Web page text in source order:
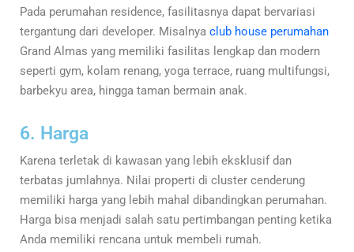
Pada perumahan residence, fasilitasnya dapat bervariasi
tergantung dari developer. Misalnya club house perumahan
Grand Almas yang memiliki fasilitas lengkap dan modern
seperti gym, kolam renang, yoga terrace, ruang multifungsi,
barbekyu area, hingga taman bermain anak.
6. Harga
Karena terletak di kawasan yang lebih eksklusif dan
terbatas jumlahnya. Nilai properti di cluster cenderung
memiliki harga yang lebih mahal dibandingkan perumahan.
Harga bisa menjadi salah satu pertimbangan penting ketika
Anda memiliki rencana untuk membeli rumah.